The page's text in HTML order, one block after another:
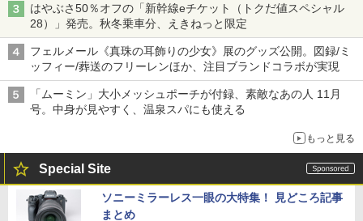
はやぶさ50％オフの「新幹線eチケット（トクだ値スペシャル
28）」発売。秋冬乗車分、えきねっと限定
フェルメール《真珠の耳飾りの少女》展のグッズ公開。図録/ミ
ッフィー/葬送のフリーレンほか、注目ブランドコラボが実現
「ムーミン」大小メッシュポーチが付録、素敵なあの人 11月
号。中身が見やすく、温泉スパにも使える
もっと見る
Special Site
ソニーミラーレス一眼の大特集！ 見どころ記事
まとめ